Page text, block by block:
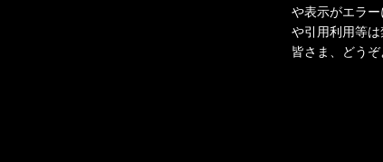
や表示がエラ
や引用利用等
皆さま、どうぞ